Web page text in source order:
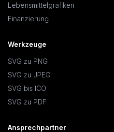
Lebensmittelgrafiken
Finanzierung
Werkzeuge
SVG zu PNG
SVG zu JPEG
SVG bis ICO
SVG zu PDF
Ansprechpartner